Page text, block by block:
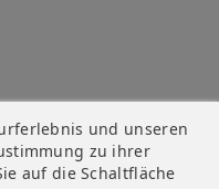
und unseren
zu ihrer
auf die Schaltfläche